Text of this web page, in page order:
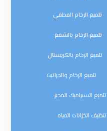
تلميع الرخام المطفي
تلميع الرخام بالشمع
تلميع الرخام بالكريستال
تلميع الرخام والجرانيت
تلميع السيراميك المجير
تنظيف الخزانات المياه